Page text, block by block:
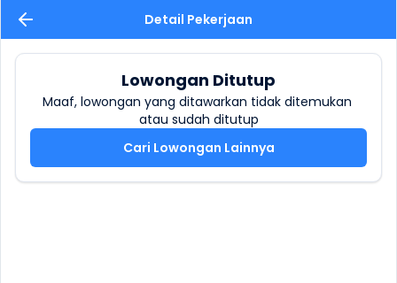
Detail Pekerjaan
Lowongan Ditutup
Maaf, lowongan yang ditawarkan tidak ditemukan
atau sudah ditutup
Cari Lowongan Lainnya